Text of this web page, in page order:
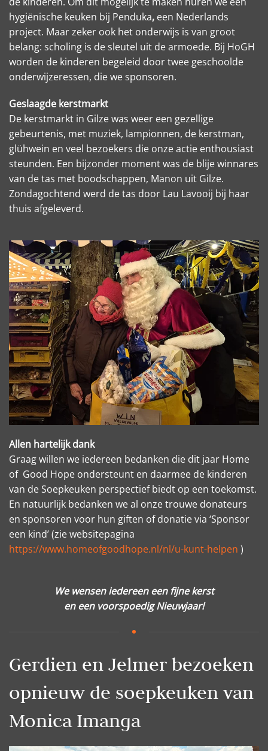
hygiënische keuken bij Penduka, een Nederlands
project. Maar zeker ook het onderwijs is van groot
belang: scholing is de sleutel uit de armoede. Bij HoGH
worden de kinderen begeleid door twee geschoolde
onderwijzeressen, die we sponsoren.
Geslaagde kerstmarkt
De kerstmarkt in Gilze was weer een gezellige
gebeurtenis, met muziek, lampionnen, de kerstman,
glühwein en veel bezoekers die onze actie enthousiast
steunden. Een bijzonder moment was de blije winnares
van de tas met boodschappen, Manon uit Gilze.
Zondagochtend werd de tas door Lau Lavooij bij haar
thuis afgeleverd.
Allen hartelijk dank
Graag willen we iedereen bedanken die dit jaar Home
of Good Hope ondersteunt en daarmee de kinderen
van de Soepkeuken perspectief biedt op een toekomst.
En natuurlijk bedanken we al onze trouwe donateurs
en sponsoren voor hun giften of donatie via ‘Sponsor
een kind’ (zie websitepagina
https://www.homeofgoodhope.nl/nl/u-kunt-helpen )
We wensen iedereen een fijne kerst
en een voorspoedig Nieuwjaar!
Gerdien en Jelmer bezoeken
opnieuw de soepkeuken van
Monica Imanga